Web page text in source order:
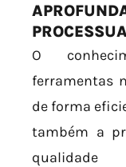
O
ferramentas
de forma
também a
qualidade